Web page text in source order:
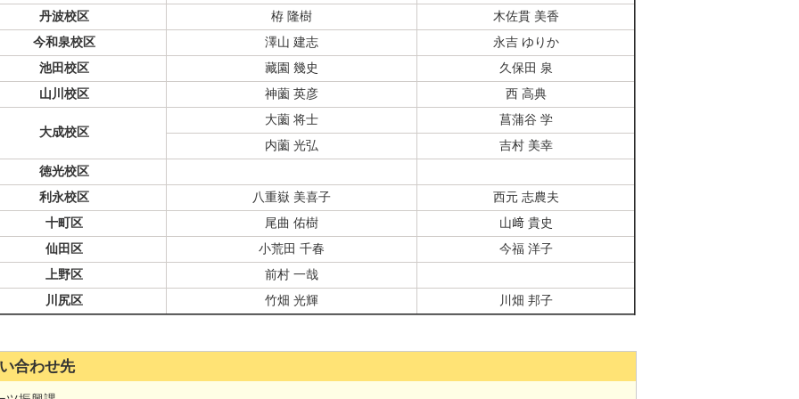
丹波校区
栫 隆樹
木佐貫 美香
今和泉校区
澤山 建志
永吉 ゆりか
池田校区
藏園 幾史
久保田 泉
山川校区
神薗 英彦 西 高典
大成校区
大薗 将士
菖蒲谷 学
内薗 光弘
吉村 美幸
徳光校区
利永校区
八重嶽 美喜子
西元 志農夫
十町区
尾曲 佑樹
山﨑 貴史
仙田区
小荒田 千春
今福 洋子
上野区
前村 一哉
川尻区
竹畑 光輝 川畑 邦子
合わせ先